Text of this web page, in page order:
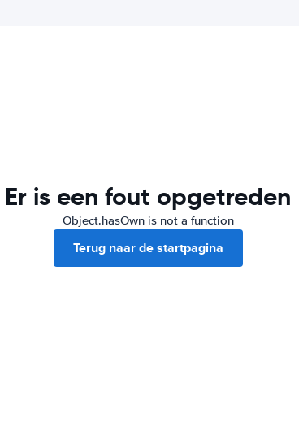
Er is een fout opgetreden
Object.hasOwn is not a function
Terug naar de startpagina